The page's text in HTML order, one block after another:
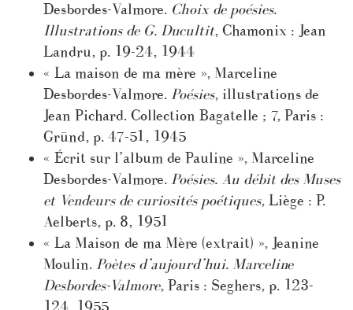
Desbordes-Valmore. Choix de poésies.
Illustrations de G. Ducultit, Chamonix : Jean
Landru, p. 19-24, 1944
« La maison de ma mère », Marceline
Desbordes-Valmore. Poésies, illustrations de
Jean Pichard. Collection Bagatelle ; 7, Paris :
Gründ, p. 47-51, 1945
« Écrit sur l’album de Pauline », Marceline
Desbordes-Valmore. Poésies. Au débit des Muses
et Vendeurs de curiosités poétiques, Liège : P.
Aelberts, p. 8, 1951
« La Maison de ma Mère (extrait) », Jeanine
Moulin. Poètes d’aujourd’hui. Marceline
Desbordes-Valmore, Paris : Seghers, p. 123-